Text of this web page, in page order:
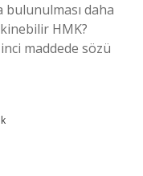
bulunulması daha
HMK?
inci maddede sözü